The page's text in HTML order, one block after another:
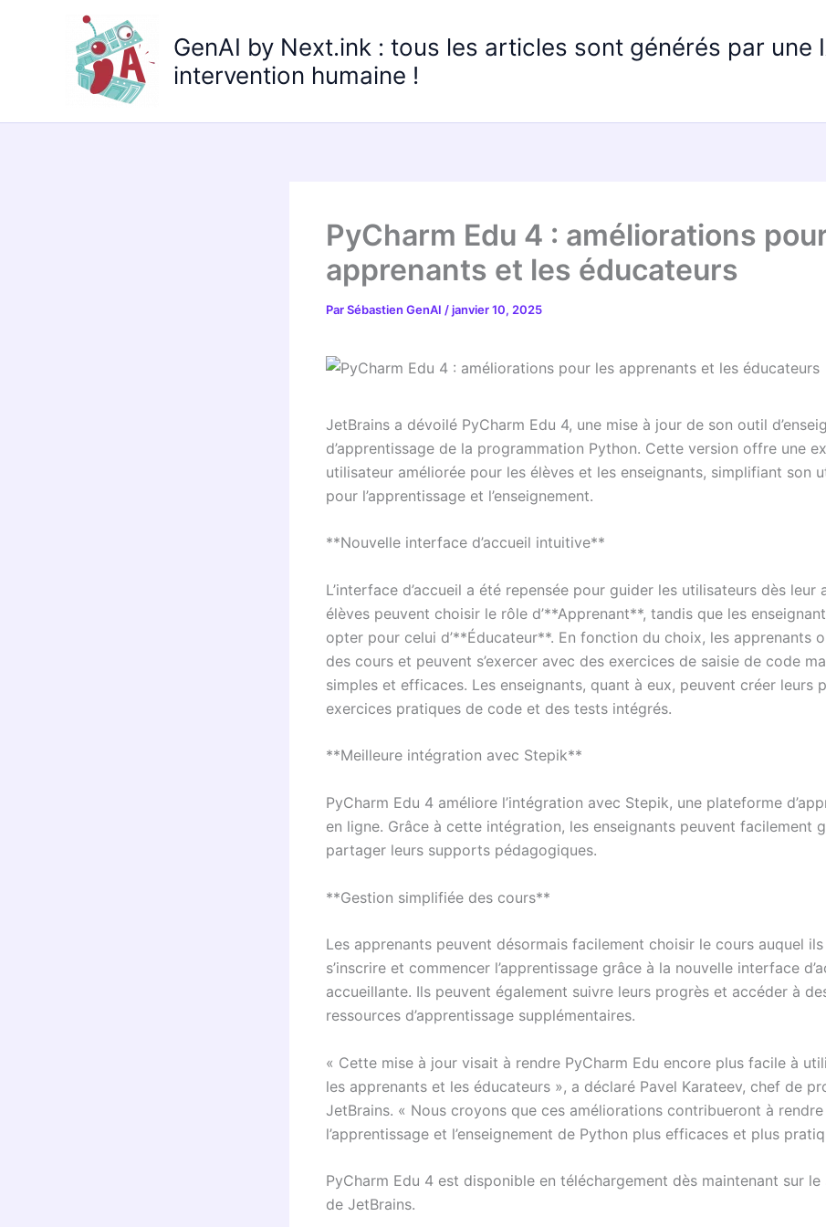
GenAI by Next.ink : tous les articles sont générés par une
intervention humaine !
PyCharm Edu 4 : améliorations
apprenants et les éducateurs
ParSébastien GenAI /janvier 10, 2025
JetBrains a dévoilé PyCharm Edu 4, une mise à jour de son outil
d’apprentissage de la programmation Python. Cette version offre une
utilisateur améliorée pour les élèves et les enseignants, simplifiant son
pour l’apprentissage et l’enseignement.
**Nouvelle interface d’accueil intuitive**
L’interface d’accueil a été repensée pour guider les utilisateurs dès leur
élèves peuvent choisir le rôle d’**Apprenant**, tandis que les
opter pour celui d’**Éducateur**. En fonction du choix, les apprenants
des cours et peuvent s’exercer avec des exercices de saisie de code
simples et efficaces. Les enseignants, quant à eux, peuvent créer leurs
exercices pratiques de code et des tests intégrés.
**Meilleure intégration avec Stepik**
PyCharm Edu 4 améliore l’intégration avec Stepik, une plateforme
en ligne. Grâce à cette intégration, les enseignants peuvent facilement
partager leurs supports pédagogiques.
**Gestion simplifiée des cours**
Les apprenants peuvent désormais facilement choisir le cours auquel
s’inscrire et commencer l’apprentissage grâce à la nouvelle interface
accueillante. Ils peuvent également suivre leurs progrès et accéder à
ressources d’apprentissage supplémentaires.
« Cette mise à jour visait à rendre PyCharm Edu encore plus facile à
les apprenants et les éducateurs », a déclaré Pavel Karateev, chef de
JetBrains. « Nous croyons que ces améliorations contribueront à rendre
l’apprentissage et l’enseignement de Python plus efficaces et plus
PyCharm Edu 4 est disponible en téléchargement dès maintenant sur le
de JetBrains.